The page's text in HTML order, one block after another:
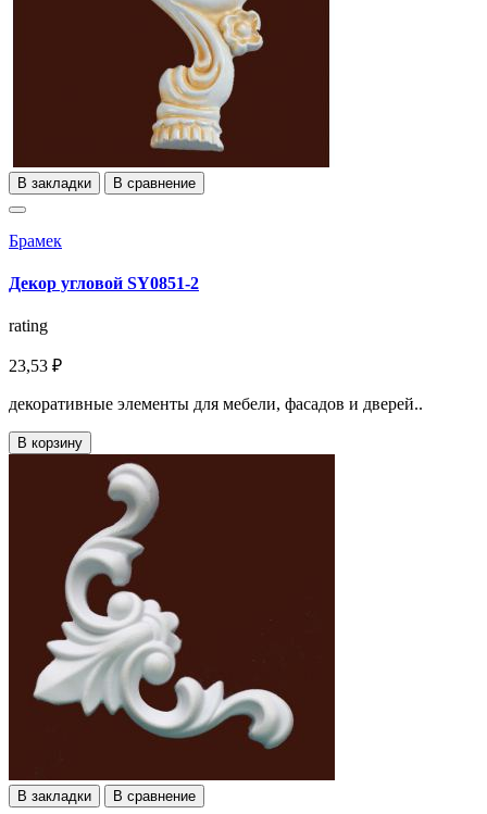
В закладки В сравнение
Брамек
Декор угловой SY0851-2
rating
23,53 ₽
декоративные элементы для мебели, фасадов и дверей..
В корзину
В закладки В сравнение